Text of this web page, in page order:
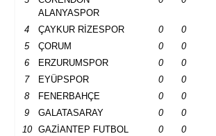
ALANYASPOR
4 ÇAYKUR RİZESPOR 0
0
5
ÇORUM 0
0
6
ERZURUMSPOR 0
0
7
EYÜPSPOR 0
0
8
FENERBAHÇE 0
0
9
GALATASARAY 0
0
10
GAZİANTEP FUTBOL
0 0